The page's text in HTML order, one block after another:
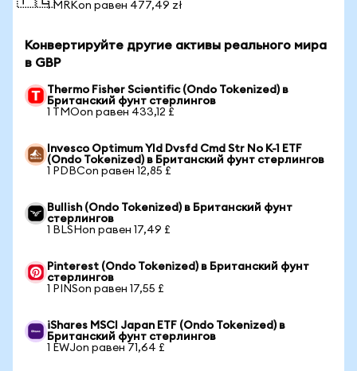
1 MRKon равен 477,49 zł
Конвертируйте другие активы реального мира
в GBP
Thermo Fisher Scientific (Ondo Tokenized) в
Британский фунт стерлингов
1 TMOon равен 433,12 £
Invesco Optimum Yld Dvsfd Cmd Str No K-1 ETF
(Ondo Tokenized) в Британский фунт стерлингов
1 PDBCon равен 12,85 £
Bullish (Ondo Tokenized) в Британский фунт
стерлингов
1 BLSHon равен 17,49 £
Pinterest (Ondo Tokenized) в Британский фунт
стерлингов
1 PINSon равен 17,55 £
iShares MSCI Japan ETF (Ondo Tokenized) в
Британский фунт стерлингов
1 EWJon равен 71,64 £